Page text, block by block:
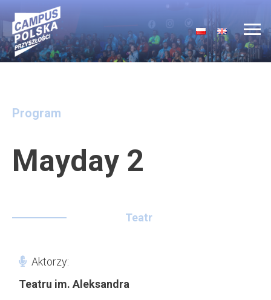
Main Navigation
Program
Mayday 2
Teatr
Aktorzy:
Teatru im. Aleksandra